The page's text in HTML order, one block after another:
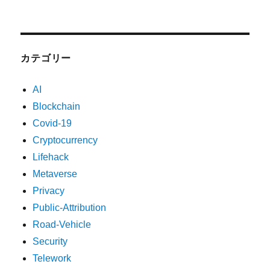
カテゴリー
AI
Blockchain
Covid-19
Cryptocurrency
Lifehack
Metaverse
Privacy
Public-Attribution
Road-Vehicle
Security
Telework